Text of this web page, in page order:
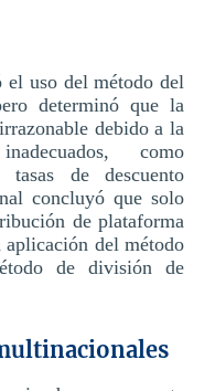
uso del método del
determinó que la
debido a la
como
de descuento
concluyó que solo
de plataforma
del método
de división de